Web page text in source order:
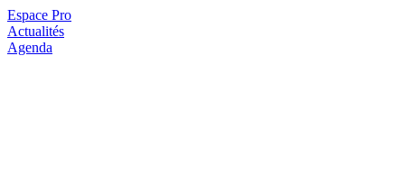
Espace Pro
Actualités
Agenda